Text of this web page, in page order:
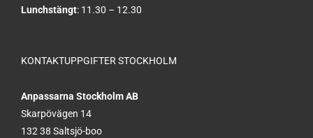
Lunchstängt: 11.30 – 12.30
KONTAKTUPPGIFTER STOCKHOLM
Anpassarna Stockholm AB
Skarpövägen 14
132 38 Saltsjö-boo